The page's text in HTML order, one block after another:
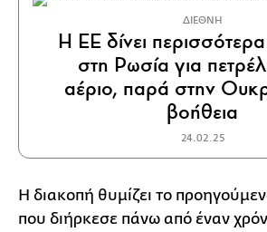
ΔΙΕΘΝΗ
Η ΕΕ δίνει
στη Ρωσία για
αέριο, παρά στην
βοήθεια
24.02.25
Η διακοπή θυμίζει το
που διήρκεσε πάνω από έναν